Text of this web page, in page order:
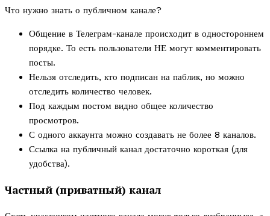
Что нужно знать о публичном канале?
Общение в Телеграм-канале происходит в одностороннем
порядке. То есть пользователи НЕ могут комментировать
посты.
Нельзя отследить, кто подписан на паблик, но можно
отследить количество человек.
Под каждым постом видно общее количество
просмотров.
С одного аккаунта можно создавать не более 8 каналов.
Ссылка на публичный канал достаточно короткая (для
удобства).
Частный (приватный) канал